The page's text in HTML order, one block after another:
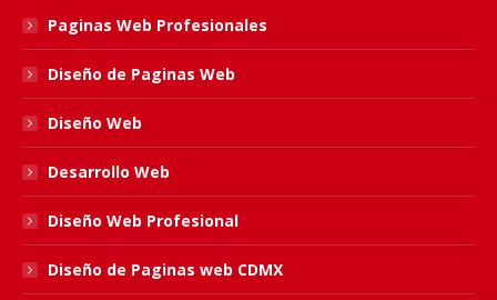
in
new
window
in
new
window
new
window
in
new
window
Paginas Web Profesionales
Diseño de Paginas Web
Diseño Web
Desarrollo Web
Diseño Web Profesional
Diseño de Paginas web CDMX